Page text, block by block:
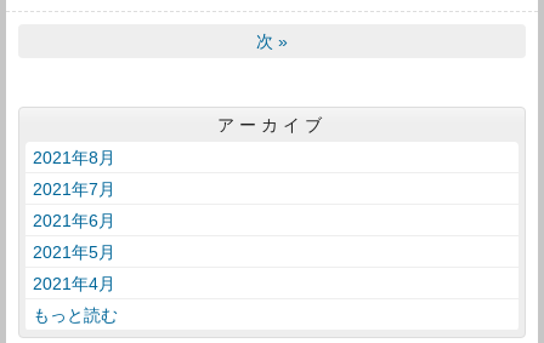
次 »
アーカイブ
2021年8月
2021年7月
2021年6月
2021年5月
2021年4月
もっと読む